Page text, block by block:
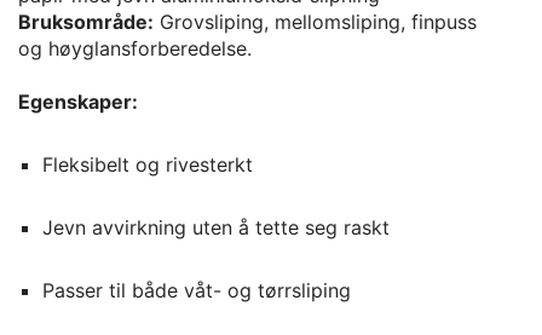
Bruksområde: Grovsliping, mellomsliping, finpuss
og høyglansforberedelse.
Egenskaper:
Fleksibelt og rivesterkt
Jevn avvirkning uten å tette seg raskt
Passer til både våt- og tørrsliping